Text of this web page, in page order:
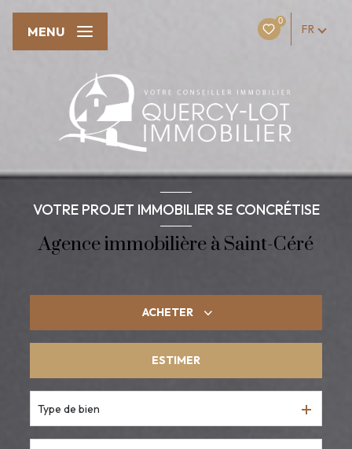
0
FR
MENU
VOTRE PROJET IMMOBILIER SE CONCRÉTISE
Agence immobilière à Saint-Céré
ACHETER
ESTIMER
Type de bien